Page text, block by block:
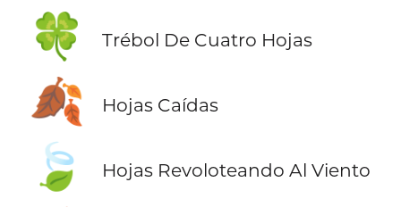
🍀 Trébol De Cuatro Hojas
🍂 Hojas Caídas
🍃 Hojas Revoloteando Al Viento